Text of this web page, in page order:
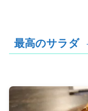
最高のサラダ